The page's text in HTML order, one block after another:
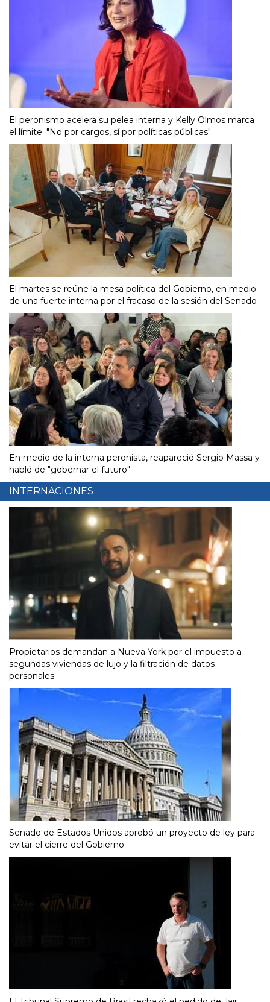
El peronismo acelera su pelea interna y Kelly Olmos marca
el límite: "No por cargos, sí por políticas públicas"
El martes se reúne la mesa política del Gobierno, en medio
de una fuerte interna por el fracaso de la sesión del Senado
En medio de la interna peronista, reapareció Sergio Massa y
habló de "gobernar el futuro"
INTERNACIONES
Propietarios demandan a Nueva York por el impuesto a
segundas viviendas de lujo y la filtración de datos
personales
Senado de Estados Unidos aprobó un proyecto de ley para
evitar el cierre del Gobierno